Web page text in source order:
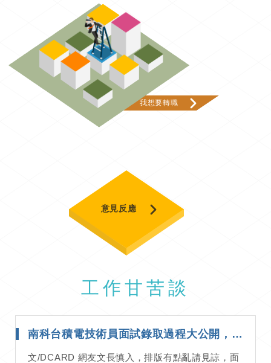
我想要轉職
意見反應
工作甘苦談
南科台積電技術員面試錄取過程大公開，想進台積電必看！｜面試經驗分享
文/DCARD 網友文長慎入，排版有點亂請見諒，面